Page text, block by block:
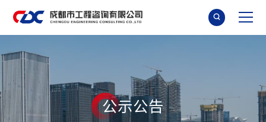

公示公告